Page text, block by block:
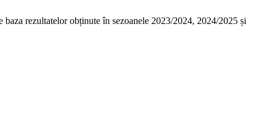
rezultatelor obținute în sezoanele 2023/2024, 2024/2025 și